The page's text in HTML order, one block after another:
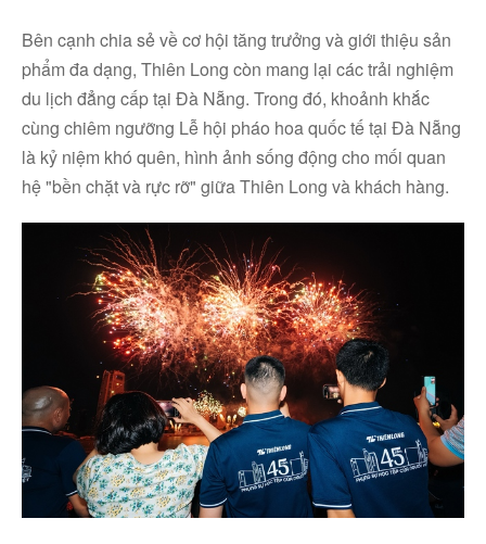
Bên cạnh chia sẻ về cơ hội tăng trưởng và giới thiệu sản
phẩm đa dạng, Thiên Long còn mang lại các trải nghiệm
du lịch đẳng cấp tại Đà Nẵng. Trong đó, khoảnh khắc
cùng chiêm ngưỡng Lễ hội pháo hoa quốc tế tại Đà Nẵng
là kỷ niệm khó quên, hình ảnh sống động cho mối quan
hệ "bền chặt và rực rỡ" giữa Thiên Long và khách hàng.